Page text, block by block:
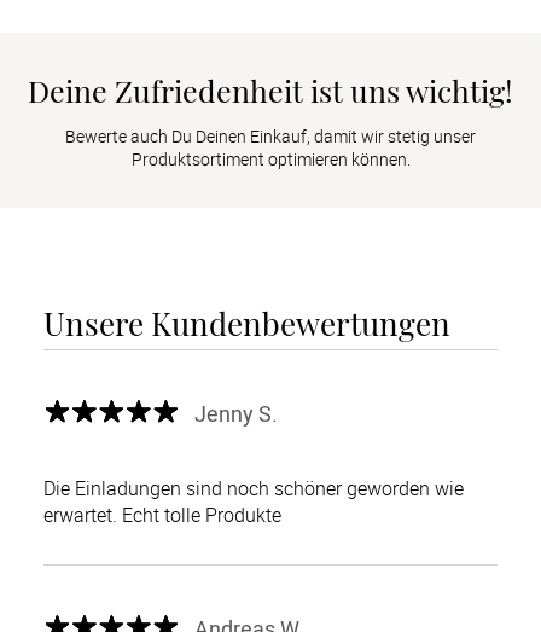
Deine Zufriedenheit ist uns wichtig!
Bewerte auch Du Deinen Einkauf, damit wir stetig unser
Produktsortiment optimieren können.
Unsere Kundenbewertungen
Jenny S.
Die Einladungen sind noch schöner geworden wie
erwartet. Echt tolle Produkte